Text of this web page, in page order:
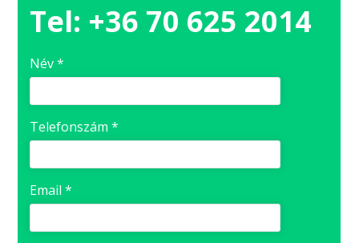
Tel: +36 70 625 2014
Név *
Telefonszám *
Email *